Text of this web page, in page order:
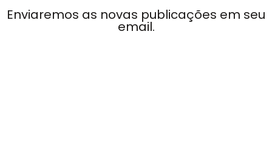
Enviaremos as novas publicações em seu
email.